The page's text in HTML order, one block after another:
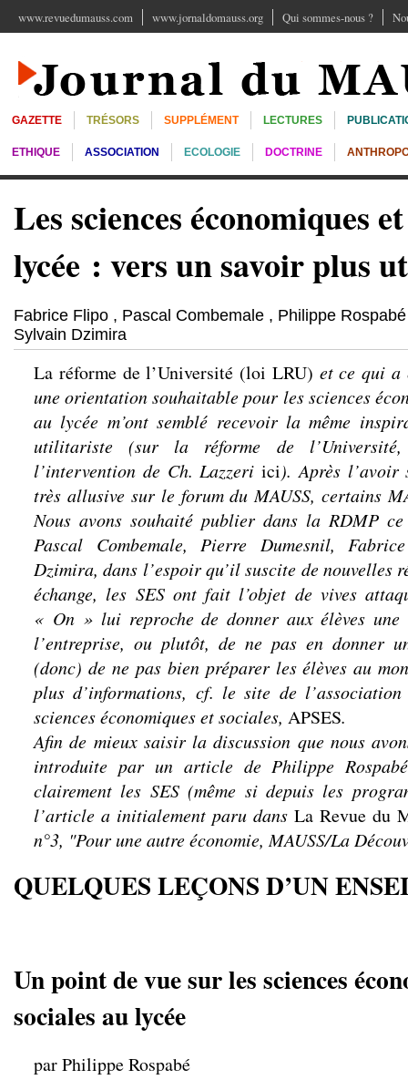
www.revuedumauss.com www.jornaldomauss.org Qui sommes-nous ?
GAZETTE TRÉSORS SUPPLÉMENT LECTURES
ETHIQUE ASSOCIATION ECOLOGIE DOCTRINE
Les sciences économiques
lycée : vers un savoir plus
Fabrice Flipo , Pascal Combemale , Philippe
Sylvain Dzimira
La réforme de l’Université (loi LRU) et ce qui a
une orientation souhaitable pour les sciences
au lycée m’ont semblé recevoir la même
utilitariste (sur la réforme de
l’intervention de Ch. Lazzeriici). Après l’avoir
très allusive sur le forum du MAUSS, certains
Nous avons souhaité publier dans la RDMP ce
Pascal Combemale, Pierre Dumesnil,
Dzimira, dans l’espoir qu’il suscite de nouvelles
échange, les SES ont fait l’objet de vives
« On » lui reproche de donner aux élèves une
l’entreprise, ou plutôt, de ne pas en donner
(donc) de ne pas bien préparer les élèves au
plus d’informations, cf. le site de l’association
sciences économiques et sociales, APSES.
Afin de mieux saisir la discussion que nous
introduite par un article de Philippe
clairement les SES (même si depuis les
l’article a initialement paru dans La Revue du
n°3, "Pour une autre économie, MAUSS/La
QUELQUES LEÇONS D’UN
Un point de vue sur les sciences
sociales au lycée
par Philippe Rospabé